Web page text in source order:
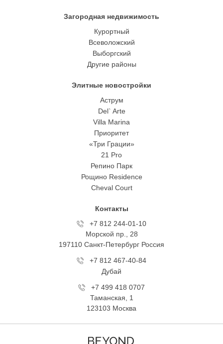
Загородная недвижимость
Курортный
Всеволожский
Выборгский
Другие районы
Элитные новостройки
Аструм
Del` Arte
Villa Marina
Приоритет
«Три Грации»
21 Pro
Репино Парк
Рощино Residence
Cheval Court
Контакты
+7 812 244-01-10
Морской пр., 28
197110 Санкт-Петербург Росcия
+7 812 467-40-84
Дубай
+7 499 418 0707
Таманская, 1
123103 Москва